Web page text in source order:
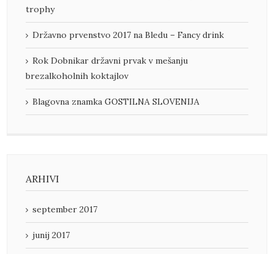
trophy
Državno prvenstvo 2017 na Bledu – Fancy drink
Rok Dobnikar državni prvak v mešanju
brezalkoholnih koktajlov
Blagovna znamka GOSTILNA SLOVENIJA
ARHIVI
september 2017
junij 2017